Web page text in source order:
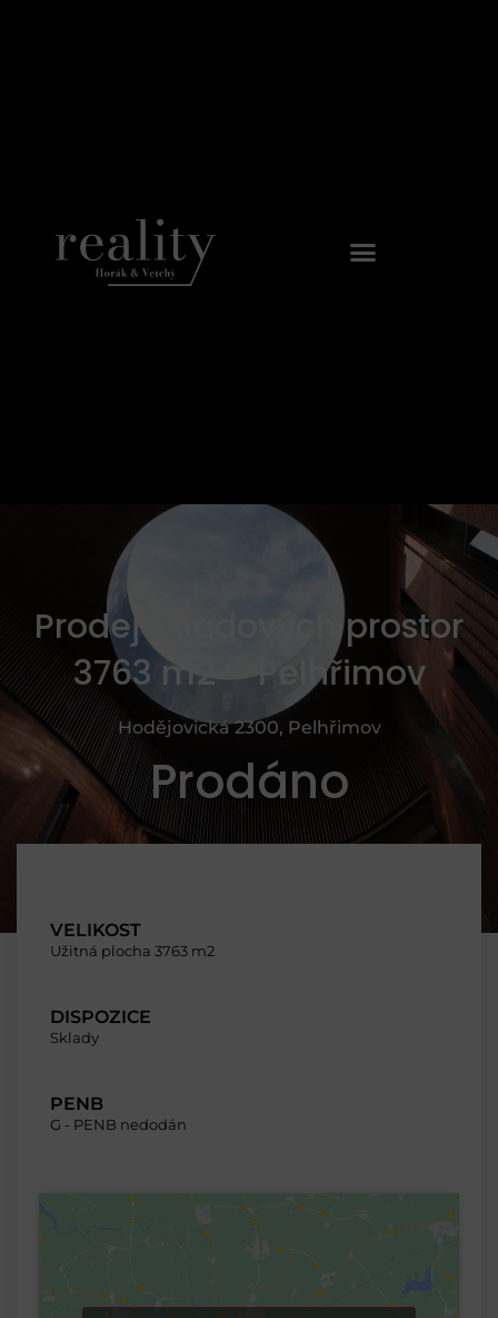
Prodej skladových prostor
3763 m2 – Pelhřimov
Hodějovická 2300, Pelhřimov
Prodáno
VELIKOST
Užitná plocha 3763 m2
DISPOZICE
Sklady
PENB
G - PENB nedodán